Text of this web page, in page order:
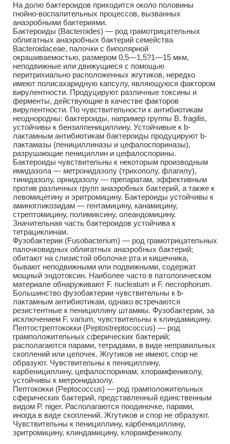
На долю бактероидов приходится около половины
гнойно-воспалительных процессов, вызванных
анаэробными бактериями.
Бактероиды (Bacteroides) — род грамотрицательных
облигатных анаэробных бактерий семейства
Bacteroidaceae, палочки с биполярной
окрашиваемостью, размером 0,5—1,5?1—15 мкм,
неподвижные или движущиеся с помощью
перитрихиально расположенных жгутиков, нередко
имеют полисахаридную капсулу, являющуюся фактором
вирулентности. Продуцируют различные токсины и
ферменты, действующие в качестве факторов
вирулентности. По чувствительности к антибиотикам
неоднородны: бактероиды, например группы В. fragilis,
устойчивы к бензилпенициллину. Устойчивые к b-
лактамным антибиотикам бактероиды продуцируют b-
лактамазы (пенициллиназы и цефалоспориназы),
разрушающие пенициллин и цефалоспорины.
Бактероиды чувствительны к некоторым производным
имидазола — метронидазолу (трихополу, флагилу),
тинидазолу, орнидазолу — препаратам, эффективным
против различных групп анаэробных бактерий, а также к
левомицетину и эритромицину. Бактероиды устойчивы к
аминогликозидам — гентамицину, канамицину,
стрептомицину, полимиксину, олеандомицину.
Значительная часть бактероидов устойчива к
тетрациклинам.
Фузобактерии (Fusobacterium) — род грамотрицательных
палочковидных облигатных анаэробных бактерий;
обитают на слизистой оболочке рта и кишечника,
бывают неподвижными или подвижными, содержат
мощный эндотоксин. Наиболее часто в патологическом
материале обнаруживают F. nucleatum и F. necrophorum.
Большинство фузобактерии чувствительны к b-
лактамным антибиотикам, однако встречаются
резистентные к пенициллину штаммы. Фузобактерии, за
исключением F. varium, чувствительны к клиндамицину.
Пептострептококки (Peptostreptococcus) — род
грамположительных сферических бактерий;
располагаются парами, тетрадами, в виде неправильных
скоплений или цепочек. Жгутиков не имеют, спор не
образуют. Чувствительны к пенициллину,
карбенициллину, цефалоспоринам, хлорамфениколу,
устойчивы к метронидазолу.
Пептококки (Peptococcus) — род грамположительных
сферических бактерий, представленный единственным
видом P. niger. Располагаются поодиночке, парами,
иногда в виде скоплений. Жгутиков и спор не образуют.
Чувствительны к пенициллину, карбенициллину,
эритромицину, клиндамицину, хлорамфениколу.